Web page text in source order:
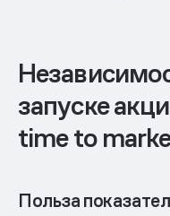
запуске
time to
Польза